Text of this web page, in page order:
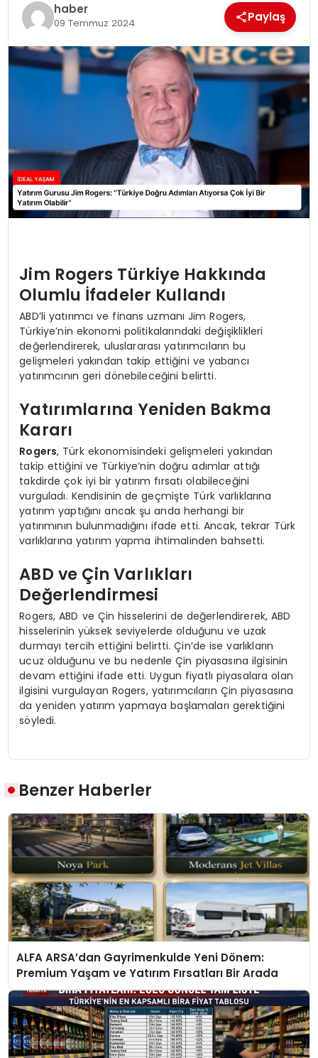
haber
09 Temmuz 2024 Paylaş
Jim Rogers Türkiye Hakkında
Olumlu İfadeler Kullandı
ABD’li yatırımcı ve finans uzmanı Jim Rogers,
Türkiye’nin ekonomi politikalarındaki değişiklikleri
değerlendirerek, uluslararası yatırımcıların bu
gelişmeleri yakından takip ettiğini ve yabancı
yatırımcının geri dönebileceğini belirtti.
Yatırımlarına Yeniden Bakma
Kararı
Rogers, Türk ekonomisindeki gelişmeleri yakından
takip ettiğini ve Türkiye’nin doğru adımlar attığı
takdirde çok iyi bir yatırım fırsatı olabileceğini
vurguladı. Kendisinin de geçmişte Türk varlıklarına
yatırım yaptığını ancak şu anda herhangi bir
yatırımının bulunmadığını ifade etti. Ancak, tekrar Türk
varlıklarına yatırım yapma ihtimalinden bahsetti.
ABD ve Çin Varlıkları
Değerlendirmesi
Rogers, ABD ve Çin hisselerini de değerlendirerek, ABD
hisselerinin yüksek seviyelerde olduğunu ve uzak
durmayı tercih ettiğini belirtti. Çin’de ise varlıkların
ucuz olduğunu ve bu nedenle Çin piyasasına ilgisinin
devam ettiğini ifade etti. Uygun fiyatlı piyasalara olan
ilgisini vurgulayan Rogers, yatırımcıların Çin piyasasına
da yeniden yatırım yapmaya başlamaları gerektiğini
söyledi.
Benzer Haberler
ALFA ARSA’dan Gayrimenkulde Yeni Dönem:
Premium Yaşam ve Yatırım Fırsatları Bir Arada